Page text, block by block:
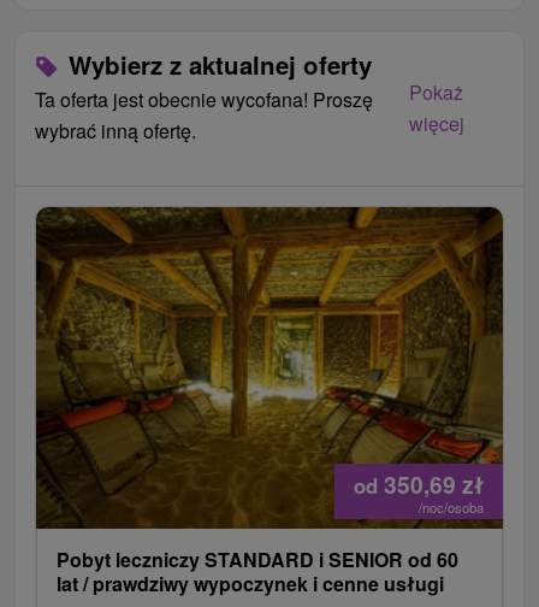
Wybierz z aktualnej oferty
Ta oferta jest obecnie wycofana! Proszę
wybrać inną ofertę.
Pokaż
więcej
od 350,69 zł
/noc/osoba
Pobyt leczniczy STANDARD i SENIOR od 60
lat / prawdziwy wypoczynek i cenne usługi